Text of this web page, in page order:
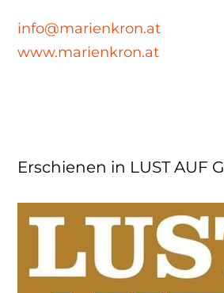
info@marienkron.at
www.marienkron.at
Erschienen in LUST AUF